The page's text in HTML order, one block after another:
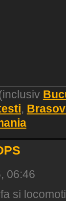
,
06:46
si